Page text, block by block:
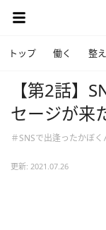
トップ 働く 整
【第2話】
セージが来
＃SNSで出逢ったかぼ
更新: 2021.07.26